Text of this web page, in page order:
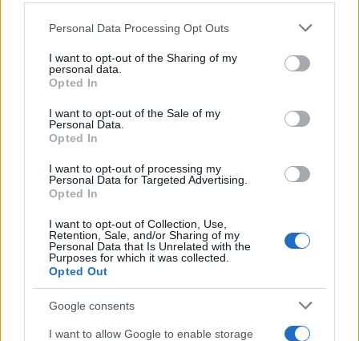
Please note that this website/app uses one or more Google
not limited to your visit or usage behaviour. You may click to
grant or deny consent to Google and its third-party tags to
use your data for below specified purposes in below Google
consent section.
Personal Data Processing Opt Outs
I want to opt-out of the Sharing of my
personal data.
Opted In
I want to opt-out of the Sale of my
Personal Data.
Opted In
I want to opt-out of processing my
Personal Data for Targeted Advertising.
Opted In
I want to opt-out of Collection, Use,
Retention, Sale, and/or Sharing of my
Personal Data that Is Unrelated with the
Purposes for which it was collected.
Opted Out
Google consents
I want to allow Google to enable storage
da allora firma approfondimenti sui motori. In
alle prove su pista, cura il format 'tecnica e
cronaca' e conserva i fogli di appunti del